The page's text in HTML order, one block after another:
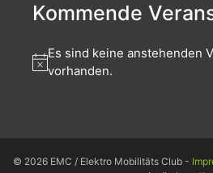
Kommende
Es sind keine anstehenden
vorhanden.
© 2026 EMC / Elektro Mobilitäts Club -